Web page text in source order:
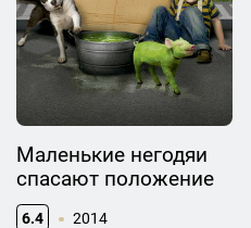
Маленькие негодяи
спасают положение
6.4 2014